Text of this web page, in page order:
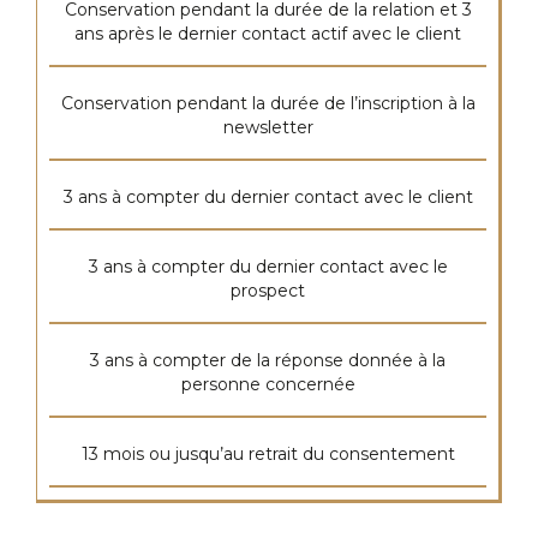
Conservation pendant la durée de la relation et 3
ans après le dernier contact actif avec le client
Conservation pendant la durée de l’inscription à la
newsletter
3 ans à compter du dernier contact avec le client
3 ans à compter du dernier contact avec le
prospect
3 ans à compter de la réponse donnée à la
personne concernée
13 mois ou jusqu’au retrait du consentement